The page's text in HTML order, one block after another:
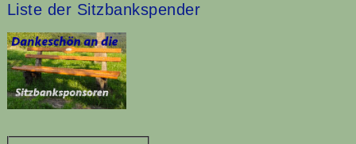
Liste der Sitzbankspender